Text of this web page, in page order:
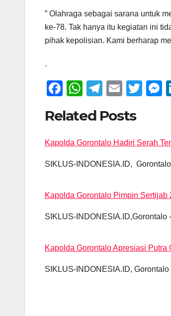
” Olahraga sebagai sarana untuk
ke-78. Tak hanya itu kegiatan ini
pihak kepolisian. Kami berharap
.
F
c
e
b
o
k
W
at
s
A
p
T
e
gr
a
m
E
ail
T
er e
n
g
Related Posts
Kapolda Gorontalo Hadiri Serah
SIKLUS-INDONESIA.ID,
Kapolda Gorontalo Pimpin
SIKLUS-
Kapolda Gorontalo Apresiasi
SIKLUS-INDONESIA.ID,
Post
navigation